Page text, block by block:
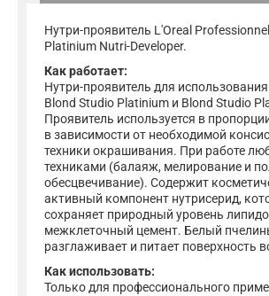
Нутри-проявитель L'Oreal
Platinium Nutri-Developer.
Как работает:
Нутри-проявитель для
Blond Studio Platinium и Blond Studio
Проявитель используется в
в зависимости от необходимой
техники окрашивания. При работе
техниками (балаяж, мелирование и
обесцвечивание). Содержит
активный компонент нутрисерид,
сохраняет природный уровень
межклеточный цемент. Белый
разглаживает и питает поверхность
Как использовать:
Только для профессионального